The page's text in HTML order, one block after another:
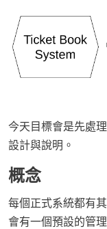
今天目標會是先處
設計與說明。
概念
每個正式系統都有
會有一個預設的管